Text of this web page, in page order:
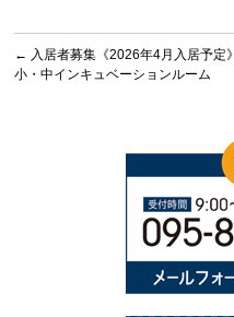
← 入居者募集《2026年4月入居予定》
小・中インキュベーションルーム